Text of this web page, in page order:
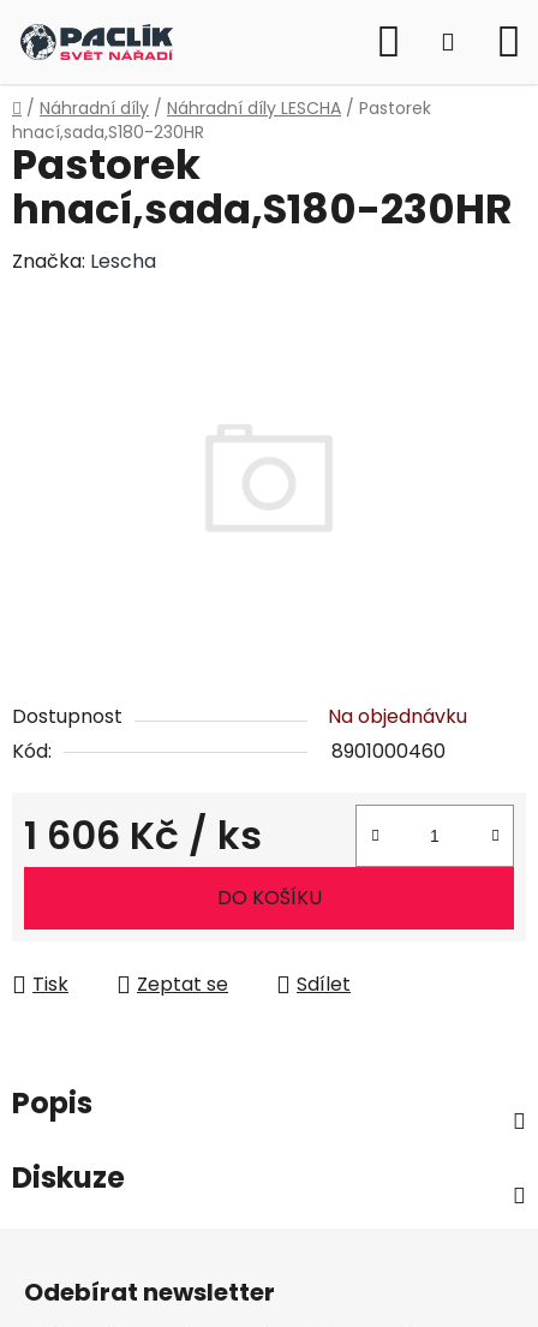
na
obsah
Hledat
Domů
/ Náhradní díly / Náhradní díly LESCHA / Pastorek
hnací,sada,S180-230HR
Dostupnost
Na objednávku
Kód:
8901000460
1 606 Kč / ks
Měrná cena:
DO KOŠÍKU
Tisk Zeptat se Sdílet
Pastorek
hnací,sada,S180-230HR
Značka: Lescha
Popis
Diskuze
Odebírat newsletter